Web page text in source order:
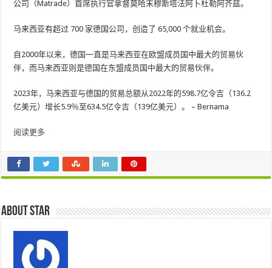
公司（Matrade）首席执行官拿督莫哈末穆斯塔法阿卜杜勒阿齐兹。
马来西亚有超过 700 家德国公司，创造了 65,000 个就业机会。
自2000年以来，德国一直是马来西亚在欧盟成员国中最大的贸易伙
伴，而马来西亚则是德国在东盟成员国中最大的贸易伙伴。
2023年，马来西亚与德国的贸易总额从2022年的598.7亿令吉（136.2
亿美元）增长5.9％至634.5亿令吉（139亿美元）。 – Bernama
阅读更多
About star